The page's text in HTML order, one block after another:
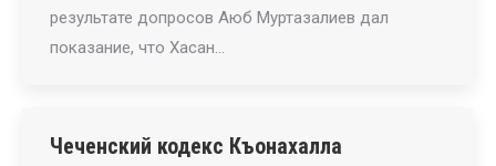
результате допросов Аюб Муртазалиев дал
показание, что Хасан…
Чеченский кодекс Къонахалла